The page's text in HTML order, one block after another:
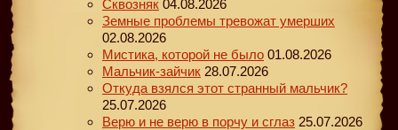
Сквозняк 04.08.2026
Земные проблемы тревожат умерших
02.08.2026
Мистика, которой не было 01.08.2026
Мальчик-зайчик 28.07.2026
Откуда взялся этот странный мальчик?
25.07.2026
Верю и не верю в порчу и сглаз 25.07.2026